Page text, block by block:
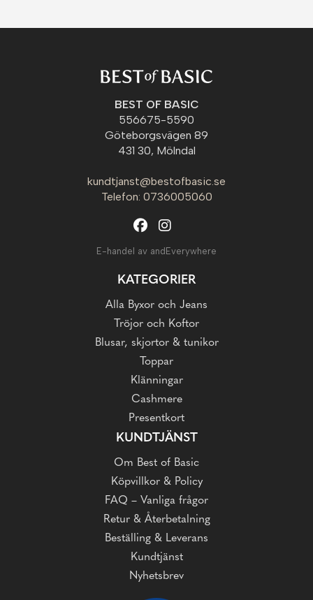
BEST OF BASIC
556675-5590
Göteborgsvägen 89
431 30, Mölndal
kundtjanst@bestofbasic.se
Telefon: 0736005060
E-handel av andEverywhere
KATEGORIER
Alla Byxor och Jeans
Tröjor och Koftor
Blusar, skjortor & tunikor
Toppar
Klänningar
Cashmere
Presentkort
KUNDTJÄNST
Om Best of Basic
Köpvillkor & Policy
FAQ – Vanliga frågor
Retur & Återbetalning
Beställing & Leverans
Kundtjänst
Nyhetsbrev